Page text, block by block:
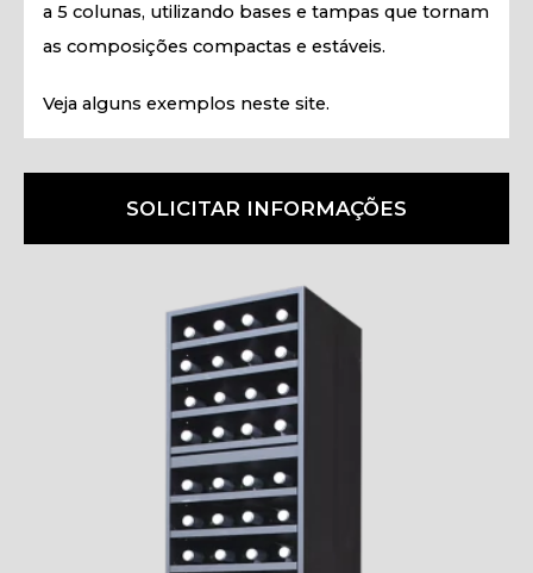
a 5 colunas, utilizando bases e tampas que tornam
as composições compactas e estáveis.
Veja alguns exemplos neste site.
SOLICITAR INFORMAÇÕES